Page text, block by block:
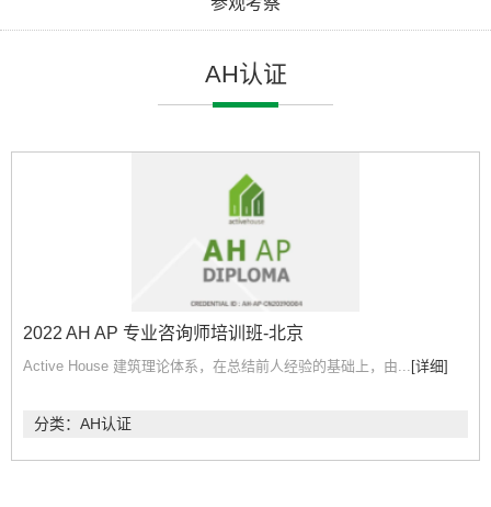
AH认证
2022 AH AP 专业咨询师培训班-北京
Active House 建筑理论体系，在总结前人经验的基础上，由... [详细]
分类：AH认证